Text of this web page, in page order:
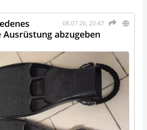
08.07.26, 20:47
Ausrüstung abzugeben